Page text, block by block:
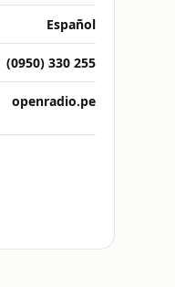
Español
(0950) 330 255
openradio.pe